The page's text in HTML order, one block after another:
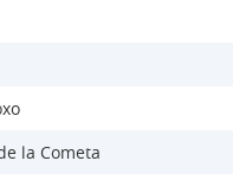
la Cometa